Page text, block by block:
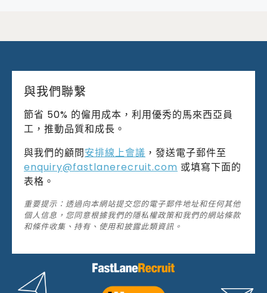
與我們聯繫
節省 50% 的僱用成本，利用優秀的馬來西亞員
工，推動品質和成長。
與我們的顧問安排線上會議 ，發送電子郵件至
enquiry@fastlanerecruit.com 或填寫下面的
表格。
重要提示：透過向本網站提交您的電子郵件地址和任何其他
個人信息，您同意根據我們的隱私權政策和我們的網站條款
和條件收集、持有、使用和披露此類資訊。